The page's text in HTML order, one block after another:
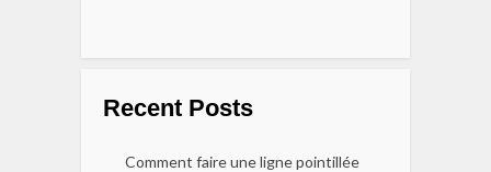
Recent Posts
Comment faire une ligne pointillée